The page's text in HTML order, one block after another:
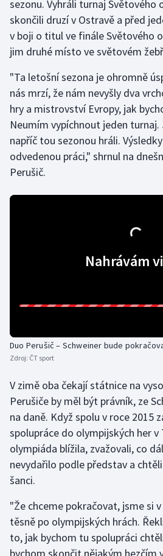
Golf
Gymnastika
Jezdectví
Judo
Krasobruslení
Olympijské hry
Plavání
Plážový volejbal
Ragby
Rychlobruslení
Rychlostní kanoistika
Short track
Sportovní střelba
sezonu. Vyhráli turnaj Světového
skončili druzí v Ostravě a před
v boji o titul ve finále Světového
jim druhé místo ve světovém
"Ta letošní sezona je ohromně
nás mrzí, že nám nevyšly dva
hry a mistrovství Evropy, jak
Neumím vypíchnout jeden
napříč tou sezonou hráli.
odvedenou práci," shrnul na
Perušič.
Nahrávám
Duo Perušič – Schweiner bude
Zdroj: ČT sport
V zimě oba čekají státnice na
Perušiče by měl být právník, ze
na daně. Když spolu v roce 2015
spolupráce do olympijských her v
olympiáda blížila, zvažovali, co
nevydařilo podle představ a
šanci.
"Že chceme pokračovat, jsme si
těsně po olympijských hrách.
to, jak bychom tu spolupráci